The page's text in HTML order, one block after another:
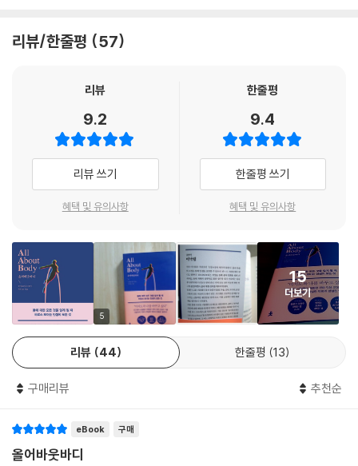
면 가장 기본이 되는 몸에서부터 시작해야 함을 강조한다. 몸에서부터 차
을 맞추는 것, 그것이야말로 결국 성공에 이르게 하는 ‘인생교정의 기술’인
당신도 지긋지긋한 불균형에서 벗어나, 성공하고 싶은가? 그렇다면, 바로
이 『All about body』를 통해, 몸에서 시작하여
리뷰/한줄평 57
리뷰
9.2
리뷰 쓰기
혜택 및 유의사항
한줄평
9.4
한줄평 쓰기
혜택 및 유의사항
5
15
더보기
리뷰 44 한줄평 13
구매리뷰 추천순
eBook 구매
올어바웃바디